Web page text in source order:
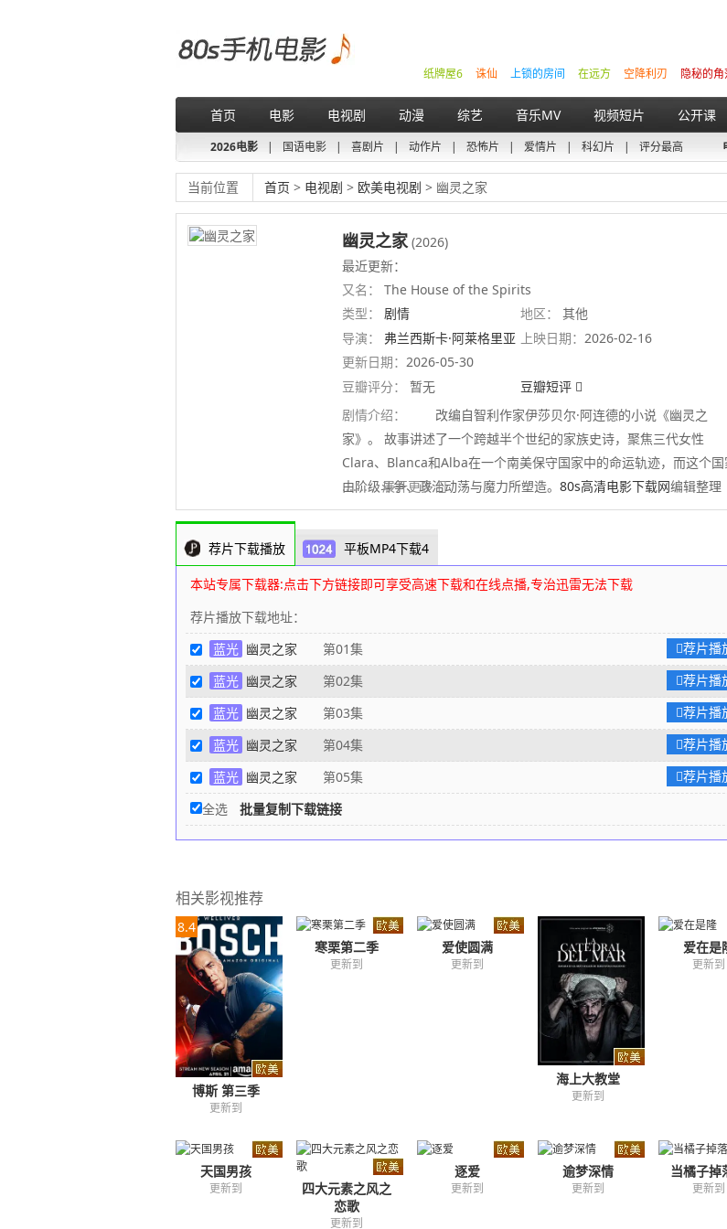
隐秘的角
空降利刃
在远方
上锁的房间
诛仙
纸牌屋6
首页 电影 电视剧 动漫 综艺 音乐MV 视频短片 公开课
2026电影 | 国语电影 | 喜剧片 | 动作片 | 恐怖片 | 爱情片 | 科幻片 | 评分最高
当前位置 首页 > 电视剧 > 欧美电视剧 > 幽灵之家
幽灵之家(2026)
最近更新：
又名：
The House of the Spirits
类型：
剧情 地区：
其他
导演：
弗兰西斯卡·阿莱格里亚
安德烈斯·伍德
上映日期： 2026-02-16
更新日期： 2026-05-30
豆瓣评分：
暂无
豆瓣短评
剧情介绍：
改编自智利作家伊莎贝尔·阿连德的小说《幽灵之
家》。 故事讲述了一个跨越半个世纪的家族史诗，聚焦三代女性
Clara、Blanca和Alba在一个南美保守国家中的命运轨迹，而这个国
由阶级斗争、政治动荡与魔力所塑造。 80s高清电影下载网编辑整理
.......... 展开更多
荐片下载播放 平板MP4下载4
本站专属下载器:点击下方链接即可享受高速下载和在线点播,专治迅雷无法下载
荐片播放下载地址：
蓝光 幽灵之家 第01集
荐片播
蓝光 幽灵之家 第02集
荐片播
蓝光 幽灵之家 第03集
荐片播
蓝光 幽灵之家 第04集
荐片播
蓝光 幽灵之家 第05集
荐片播
全选
批量复制下载链接
相关影视推荐
8.4
博斯 第三季
更新到
寒栗第二季
更新到
爱使圆满
更新到
海上大教堂
更新到
爱在是
更新到
天国男孩
更新到
四大元素之风之
恋歌
更新到
逐爱
更新到
逾梦深情
更新到
当橘子掉
更新到